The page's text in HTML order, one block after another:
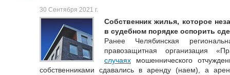
30 Сентября 2021 г.
Собственник жилья, которое
в судебном порядке оспорить
Ранее Челябинская
правозащитная организация
случаях мошеннического
собственниками сдавались в аренду (наем), а